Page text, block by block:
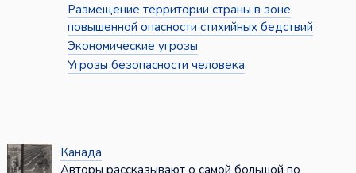
Размещение территории страны в зоне
повышенной опасности стихийных бедствий
Экономические угрозы
Угрозы безопасности человека
Канада